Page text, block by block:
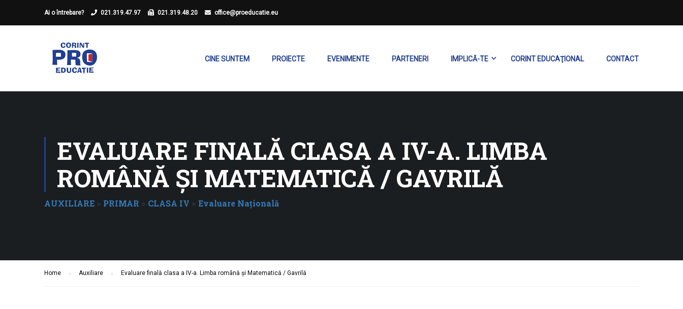
Ai o întrebare? 021.319.47.97 021.319.48.20 office@proeducatie.eu
CINE SUNTEM PROIECTE EVENIMENTE PARTENERI IMPLICĂ-TE CORINT EDUCAŢIONAL CONTACT
EVALUARE FINALĂ CLASA A IV-A. LIMBA
ROMÂNĂ ŞI MATEMATICĂ / GAVRILĂ
AUXILIARE > PRIMAR > CLASA IV > Evaluare Naţională
Home Auxiliare Evaluare finală clasa a IV-a. Limba română şi Matematică / Gavrilă